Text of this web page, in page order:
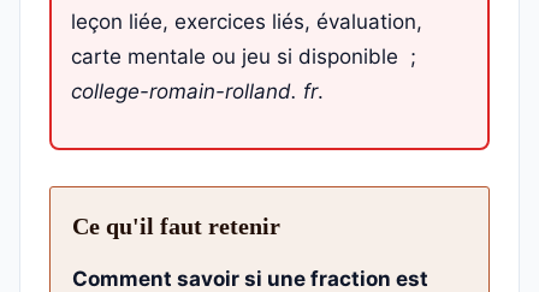
leçon liée, exercices liés, évaluation,
carte mentale ou jeu si disponible ;
college-romain-rolland. fr.
Ce qu'il faut retenir
Comment savoir si une fraction est